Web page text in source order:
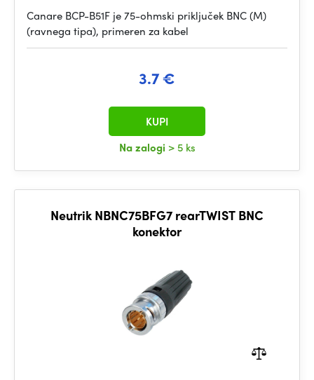
Canare BCP-B51F je 75-ohmski priključek BNC (M)
(ravnega tipa), primeren za kabel
3.7 €
Na zalogi > 5 ks
KUPI
Neutrik NBNC75BFG7 rearTWIST BNC
konektor